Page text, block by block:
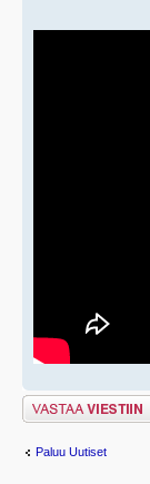
Lähetä vastaus
Paluu Uutiset